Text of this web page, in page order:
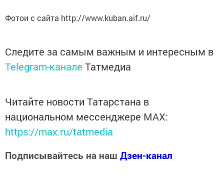
Фотои с сайта http://www.kuban.aif.ru/
Следите за самым важным и интересным в
Telegram-канале Татмедиа
Читайте новости Татарстана в
национальном мессенджере MАХ:
https://max.ru/tatmedia
Подписывайтесь на наш Дзен-канал